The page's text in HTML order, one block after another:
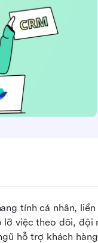
tính cá nhân, liền
việc theo dõi, đội
hỗ trợ khách